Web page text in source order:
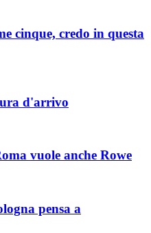
cinque, credo in questa
d'arrivo
vuole anche Rowe
pensa a